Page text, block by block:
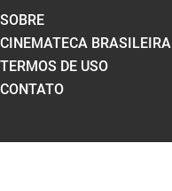
SOBRE
CINEMATECA BRASILEIRA
TERMOS DE USO
CONTATO